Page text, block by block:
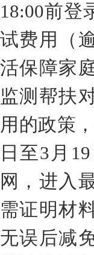
18:00前登
试费用（
活保障家
监测帮扶
用的政策
日 至3 月 19
网，进入
需证明材
无误后减